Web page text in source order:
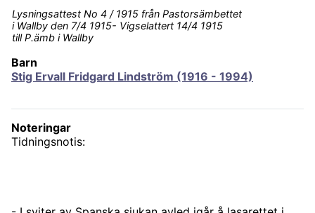
Lysningsattest No 4 / 1915 från Pastorsämbettet
i Wallby den 7/4 1915- Vigselattert 14/4 1915
till P.ämb i Wallby
Barn
Stig Ervall Fridgard Lindström (1916 - 1994)
Noteringar
Tidningsnotis: